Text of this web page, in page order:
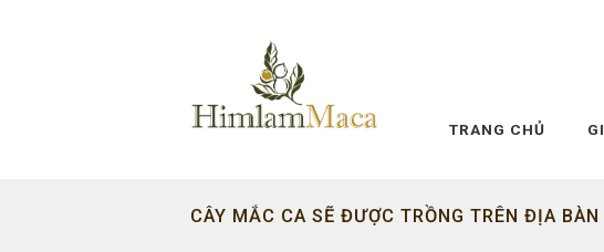
TRANG CHỦ
CÂY MẮC CA SẼ ĐƯỢC TRỒNG TRÊN ĐỊA